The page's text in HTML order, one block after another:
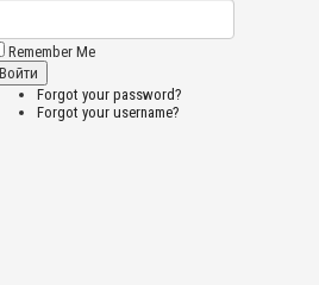
Remember Me
Forgot your password?
Forgot your username?